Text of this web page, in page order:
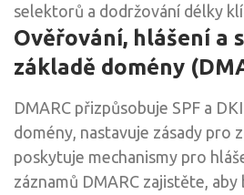
selektorů a dodržování délky
Ověřování, hlášení a
základě domény
DMARC přizpůsobuje SPF a
domény, nastavuje zásady pro
poskytuje mechanismy pro
záznamů DMARC zajistěte,